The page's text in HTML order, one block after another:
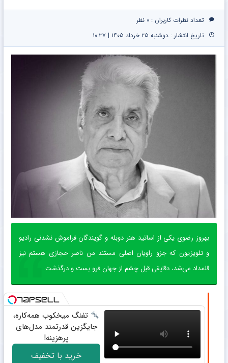
تعداد نظرات کاربران : ۰ نظر
تاریخ انتشار : دوشنبه ۲۵ خرداد ۱۴۰۵ | ۱۰:۳۷
بهروز رضوی یکی از اساتید هنر دوبله و گویندگان فراموش نشدنی رادیو
و تلویزیون که جزو راویان اصلی مستند من ناصر حجازی هستم نیز
قلمداد می‌شد، دقایقی قبل چشم از جهان فرو بست و درگذشت.
تفنگ میخکوب همه‌کاره،
جایگزین قدرتمند مدل‌های
پرهزینه!
خرید با تخفیف